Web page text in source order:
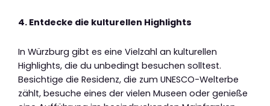
4. Entdecke die kulturellen Highlights
In Würzburg gibt es eine Vielzahl an kulturellen
Highlights, die du unbedingt besuchen solltest.
Besichtige die Residenz, die zum UNESCO-Welterbe
zählt, besuche eines der vielen Museen oder genieße